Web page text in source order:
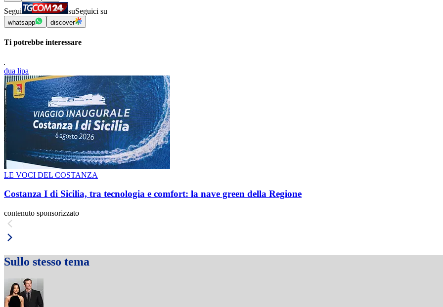
Segui suSeguici su
whatsapp discover
Ti potrebbe interessare
dua lipa
LE VOCI DEL COSTANZA
Costanza I di Sicilia, tra tecnologia e comfort: la nave green della Regione
contenuto sponsorizzato
Sullo stesso tema